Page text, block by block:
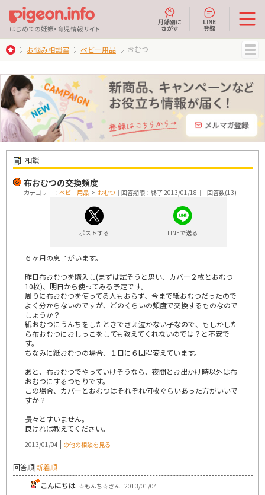
はじめての妊娠・育児情報サイト
月齢別に
さがす
LINE
登録
お悩み相談室 ベビー用品 おむつ
相談
布おむつの交換頻度
カテゴリー： ベビー用品 > おむつ ｜回答期限：終了 2013/01/18｜ | 回答数(13)
ポストする LINEで送る
６ヶ月の息子がいます。
昨日布おむつを購入し(まずは試そうと思い、カバー２枚とおむつ
10枚)、明日から使ってみる予定です。
周りに布おむつを使ってる人もおらず、今まで紙おむつだったので
よく分からないのですが、どのくらいの頻度で交換するものなので
しょうか？
紙おむつにうんちをしたときでさえ泣かない子なので、もしかした
ら布おむつにおしっこをしても教えてくれないのでは？と不安で
す。
ちなみに紙おむつの場合、１日に６回程変えています。
あと、布おむつでやっていけそうなら、夜間とお出かけ時以外は布
おむつにするつもりです。
この場合、カバーとおむつはそれぞれ何枚ぐらいあった方がいいで
すか？
長々とすいません。
良ければ教えてください。
2013/01/04 | の他の相談を見る
回答順|新着順
こんにちは ☆もんち☆さん | 2013/01/04